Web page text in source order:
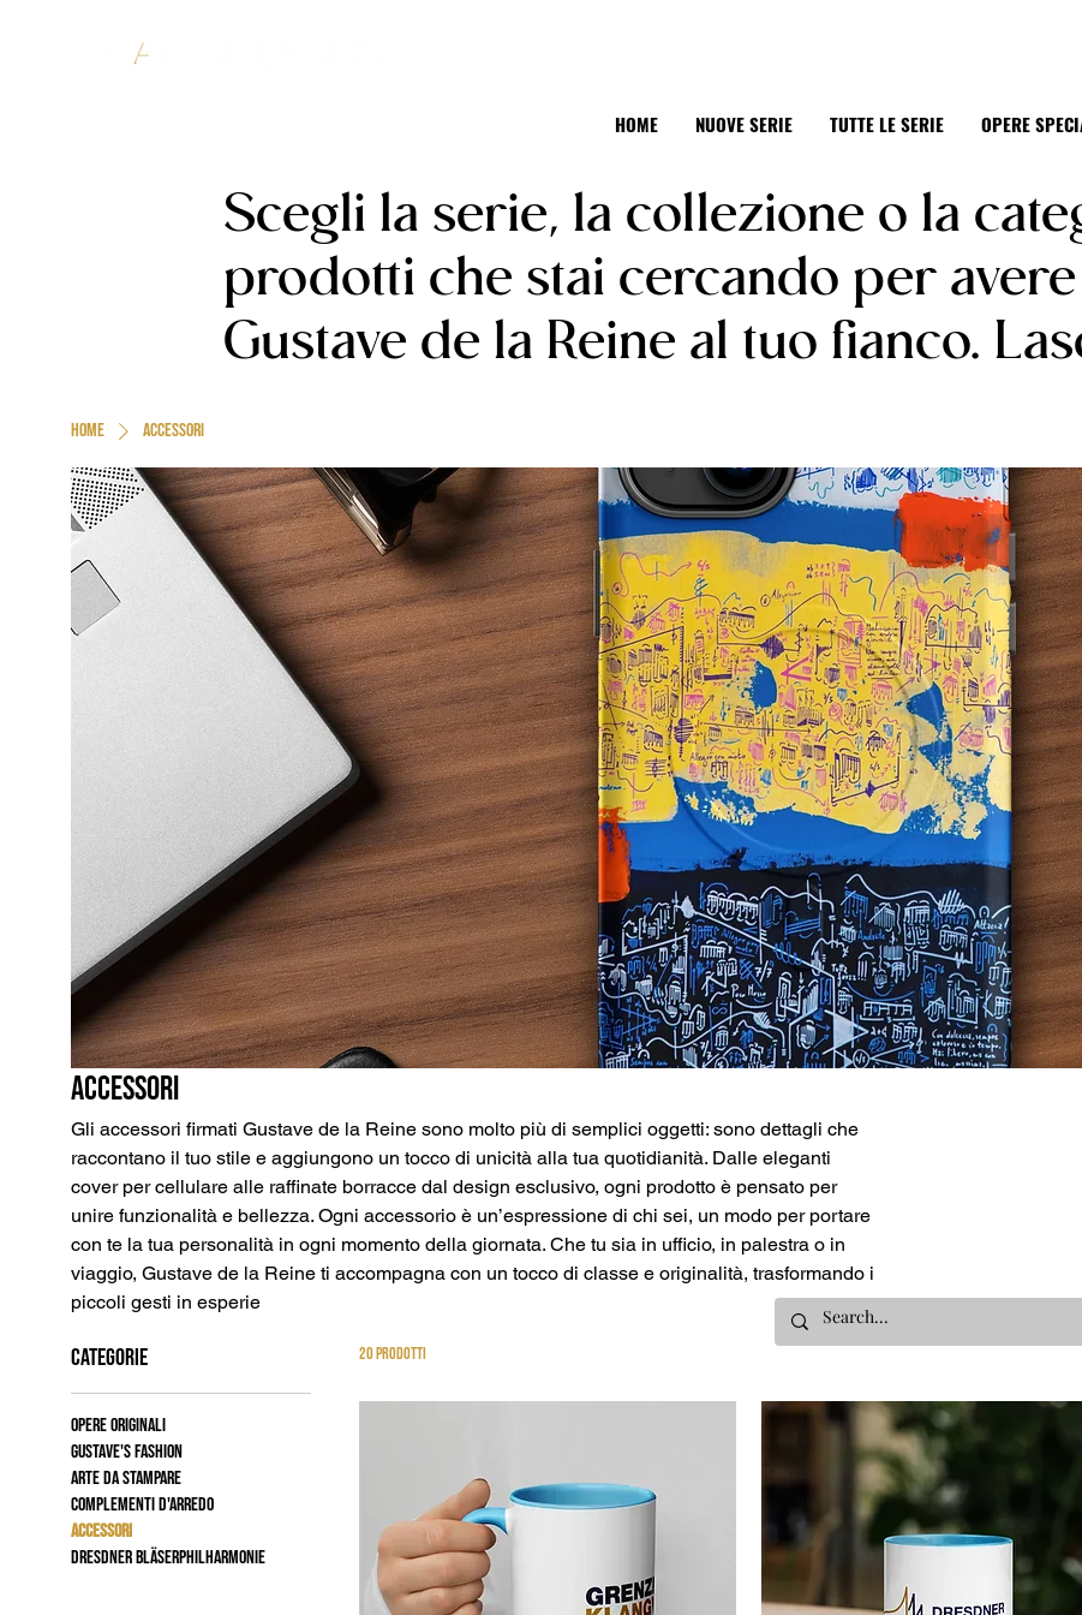
HOME NUOVE SERIE TUTTE LE SERIE OPERE
Scegli la serie, la collezione o la
prodotti che stai cercando per
Gustave de la Reine al tuo fianco.
Home Accessori
Accessori
Gli accessori firmati Gustave de la Reine sono molto più di semplici oggetti: sono dettagli che
raccontano il tuo stile e aggiungono un tocco di unicità alla tua quotidianità. Dalle eleganti
cover per cellulare alle raffinate borracce dal design esclusivo, ogni prodotto è pensato per
unire funzionalità e bellezza. Ogni accessorio è un’espressione di chi sei, un modo per portare
con te la tua personalità in ogni momento della giornata. Che tu sia in ufficio, in palestra o in
viaggio, Gustave de la Reine ti accompagna con un tocco di classe e originalità, trasformando i
piccoli gesti in esperie
CATEGORIE
Opere originali
Gustave's fashion
Arte da stampare
Complementi d'arredo
Accessori
Dresdner Bläserphilharmonie
20 prodotti